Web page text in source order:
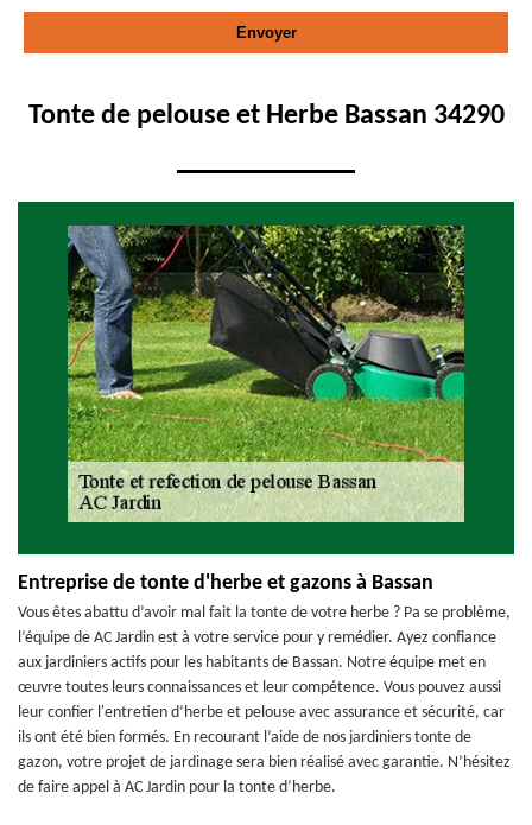
Tonte de pelouse et Herbe Bassan 34290
Entreprise de tonte d'herbe et gazons à Bassan
Vous êtes abattu d’avoir mal fait la tonte de votre herbe ? Pa se problème,
l’équipe de AC Jardin est à votre service pour y remédier. Ayez confiance
aux jardiniers actifs pour les habitants de Bassan. Notre équipe met en
œuvre toutes leurs connaissances et leur compétence. Vous pouvez aussi
leur confier l'entretien d’herbe et pelouse avec assurance et sécurité, car
ils ont été bien formés. En recourant l’aide de nos jardiniers tonte de
gazon, votre projet de jardinage sera bien réalisé avec garantie. N’hésitez
de faire appel à AC Jardin pour la tonte d’herbe.